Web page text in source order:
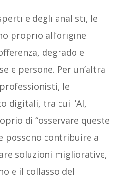
e degli analisti, le
proprio all’origine
degrado e
e persone. Per un’altra
le
digitali, tra cui l’AI,
di “osservare queste
possono contribuire a
soluzioni migliorative,
e il collasso del